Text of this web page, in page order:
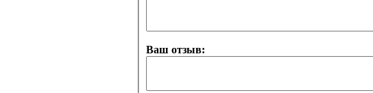
Ваш отзыв: